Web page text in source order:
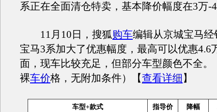
系正在全面清仓特卖，基本降价幅度在3万-
11月10日，搜狐购车编辑从京城宝马
宝马3系加大了优惠幅度，最高可以优惠4.6
面，现车比较充足，但部分车型颜色不全。
裸车价格，无附加条件）【查看详细 】
车型+款式 指导价 降幅